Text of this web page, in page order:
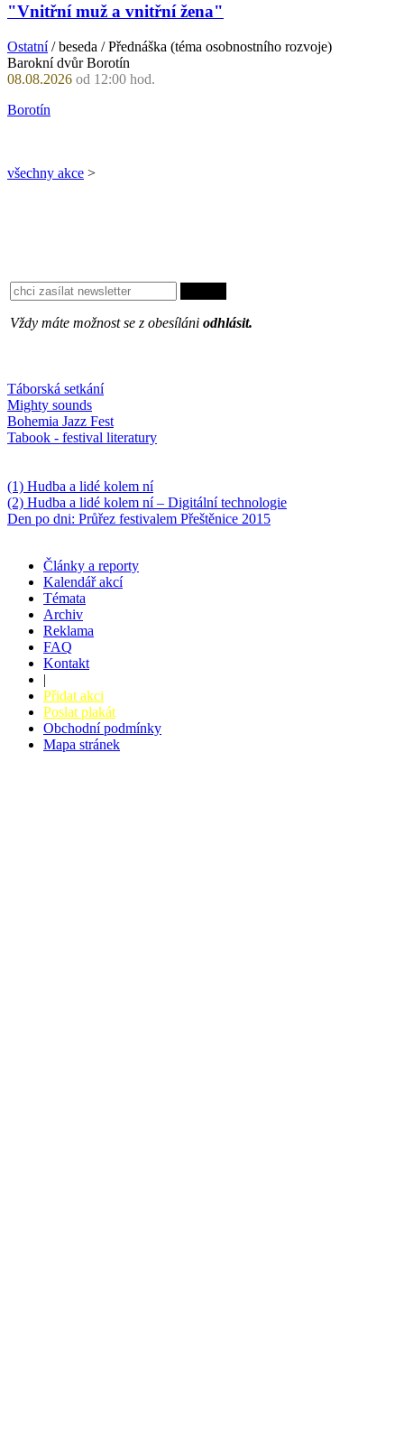
"Vnitřní muž a vnitřní žena"
Ostatní/ beseda / Přednáška (téma osobnostního rozvoje)
Barokní dvůr Borotín
08.08.2026 od 12:00 hod.
Borotín
všechny akce >
Vždy máte možnost se z obesíláni odhlásit.
Táborská setkání
Mighty sounds
Bohemia Jazz Fest
Tabook - festival literatury
(1) Hudba a lidé kolem ní
(2) Hudba a lidé kolem ní – Digitální technologie
Den po dni: Průřez festivalem Přeštěnice 2015
Články a reporty
Kalendář akcí
Témata
Archiv
Reklama
FAQ
Kontakt
|
Přidat akci
Poslat plakát
Obchodní podmínky
Mapa stránek